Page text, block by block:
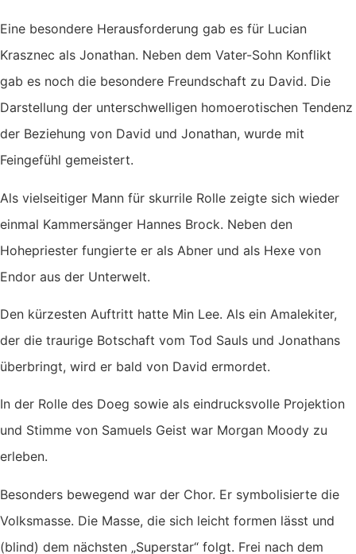
Eine besondere Herausforderung gab es für Lucian
Krasznec als Jonathan. Neben dem Vater-Sohn Konflikt
gab es noch die besondere Freundschaft zu David. Die
Darstellung der unterschwelligen homoerotischen Tendenz
der Beziehung von David und Jonathan, wurde mit
Feingefühl gemeistert.
Als vielseitiger Mann für skurrile Rolle zeigte sich wieder
einmal Kammersänger Hannes Brock. Neben den
Hohepriester fungierte er als Abner und als Hexe von
Endor aus der Unterwelt.
Den kürzesten Auftritt hatte Min Lee. Als ein Amalekiter,
der die traurige Botschaft vom Tod Sauls und Jonathans
überbringt, wird er bald von David ermordet.
In der Rolle des Doeg sowie als eindrucksvolle Projektion
und Stimme von Samuels Geist war Morgan Moody zu
erleben.
Besonders bewegend war der Chor. Er symbolisierte die
Volksmasse. Die Masse, die sich leicht formen lässt und
(blind) dem nächsten „Superstar“ folgt. Frei nach dem